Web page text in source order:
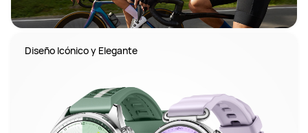
Diseño Icónico y Elegante